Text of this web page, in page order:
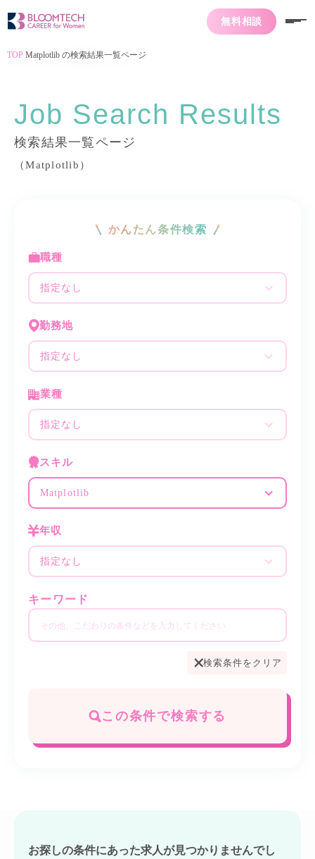
無料相談
TOP Matplotlib の検索結果一覧ページ
Job Search Results
検索結果一覧ページ
（Matplotlib）
かんたん条件検索
職種
指定なし
勤務地
指定なし
業種
指定なし
スキル
Matplotlib
年収
指定なし
キーワード
検索条件をクリア
この条件で検索する
お探しの条件にあった求人が見つかりませんでし